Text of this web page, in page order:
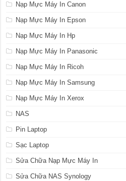
Nạp Mực Máy In Canon
Nạp Mực Máy In Epson
Nạp Mực Máy In Hp
Nạp Mực Máy In Panasonic
Nạp Mực Máy In Ricoh
Nạp Mực Máy In Samsung
Nạp Mực Máy In Xerox
NAS
Pin Laptop
Sạc Laptop
Sửa Chữa Nạp Mực Máy In
Sửa Chữa NAS Synology